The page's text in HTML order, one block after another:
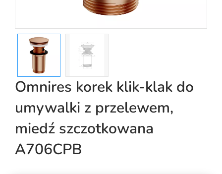
Omnires korek klik-klak do
umywalki z przelewem,
miedź szczotkowana
A706CPB